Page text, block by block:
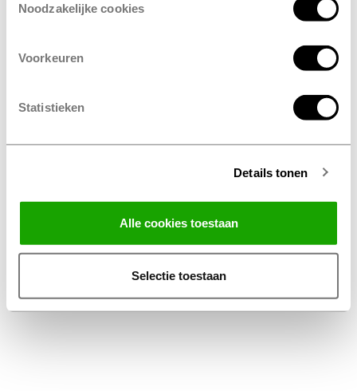
Noodzakelijke cookies
Voorkeuren
Statistieken
Details tonen
Alle cookies toestaan
Selectie toestaan
Algemene Voorwaarden Thuiswinkel
Privacy Statement Profile Nederland B.V.
Disclaimer